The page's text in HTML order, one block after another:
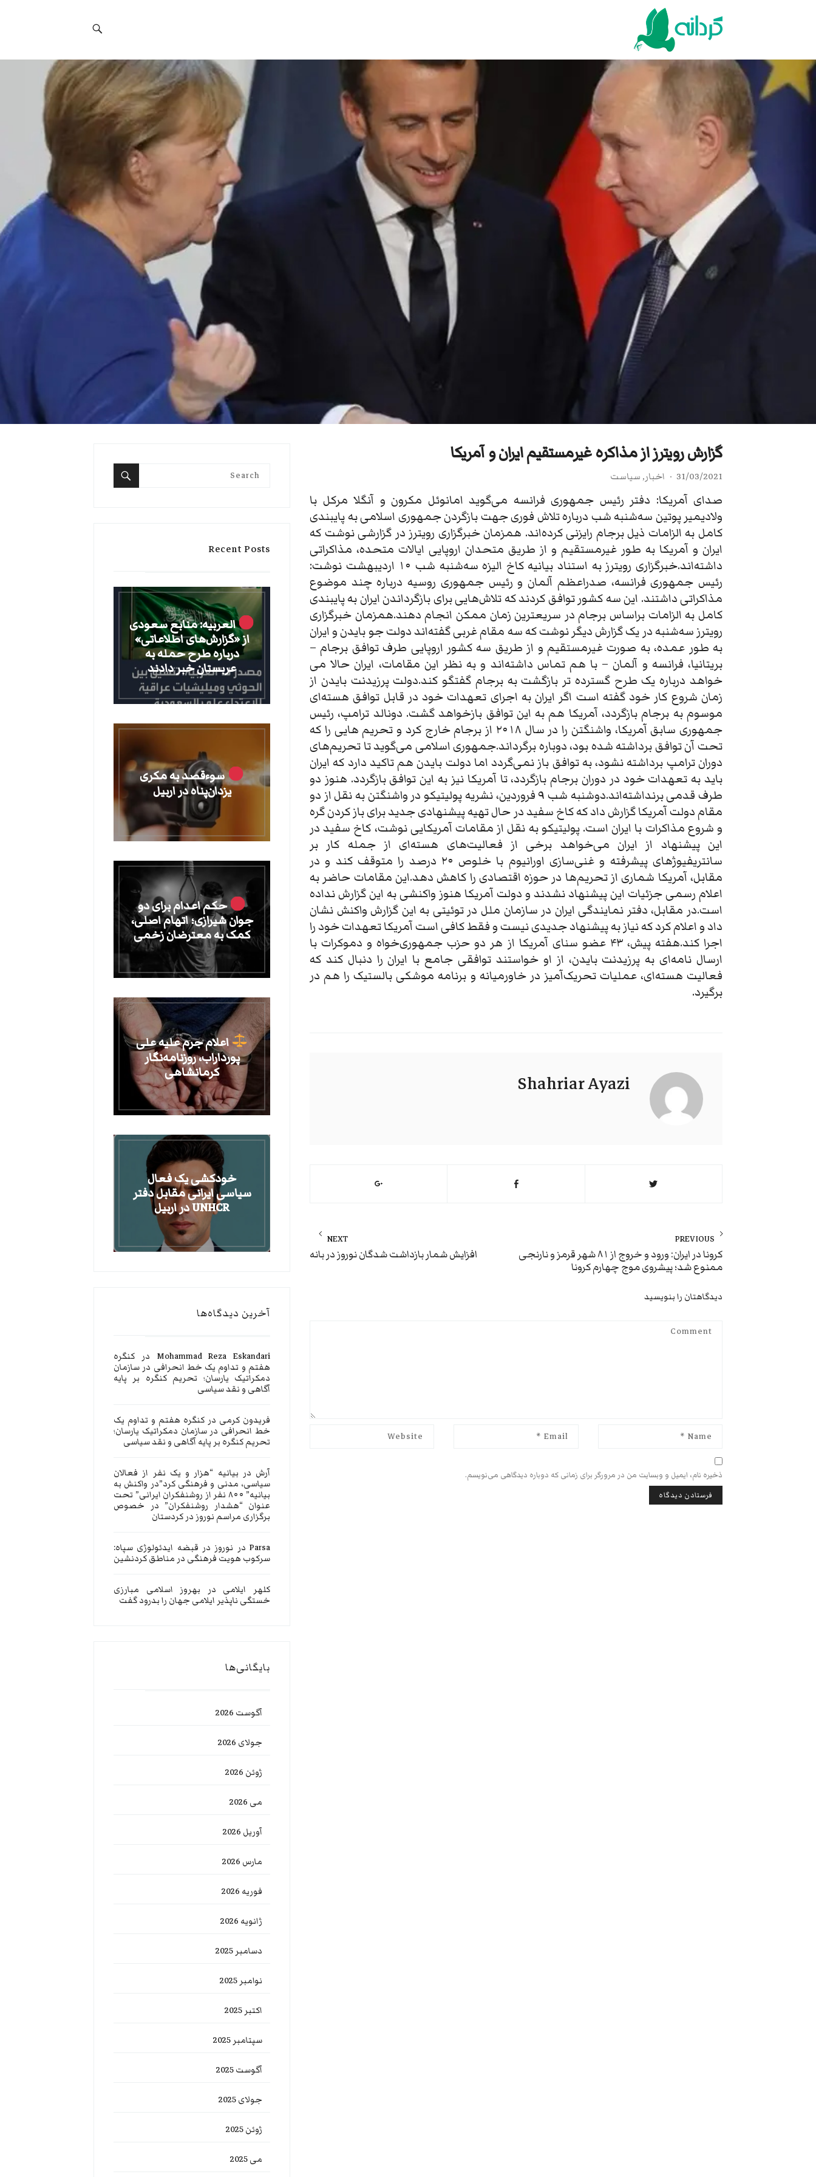
گزارش رویترز از مذاکره غیرمستقیم ایران و آمریکا
31/03/2021 اخبار, سیاست
صدای آمریکا: دفتر رئيس جمهوری فرانسه می‌گوید امانوئل مکرون و آنگلا مرکل با
ولادیمیر پوتین سه‌شنبه شب درباره تلاش فوری جهت بازگردن جمهوری اسلامی به پایبندی
کامل به الزامات ذیل برجام رایزنی کرده‌اند. همزمان خبرگزاری رویترز در گزارشی نوشت که
ایران و آمریکا به طور غیرمستقیم و از طریق متحدان اروپایی ایالات متحده،‌ مذاکراتی
داشته‌اند.خبرگزاری رویترز به استناد بیانیه کاخ الیزه سه‌شنبه شب ۱۰ اردیبهشت نوشت:
رئیس جمهوری فرانسه، صدراعظم آلمان و رئيس جمهوری روسیه درباره چند موضوع
مذاکراتی داشتند. این سه کشور توافق کردند که تلاش‌هایی‌ برای بازگرداندن ایران به پایبندی
کامل به الزامات براساس برجام در سریعترین زمان ممکن انجام دهند.همزمان خبرگزاری
رویترز سه‌شنبه در یک گزارش دیگر نوشت که سه مقام غربی گفته‌اند دولت جو بایدن و ایران
به طور عمده، به صورت غیرمستقیم و از طریق سه کشور اروپایی طرف توافق برجام –
بریتانیا، فرانسه و آلمان – با هم تماس داشته‌اند و به نظر این مقامات، ایران حالا می
خواهد درباره یک طرح گسترده تر بازگشت به برجام گفتگو کند.دولت پرزیدنت بایدن از
زمان شروع کار خود گفته است اگر ایران به اجرای تعهدات خود در قابل توافق هسته‌ای
موسوم به برجام بازگردد، آمریکا هم به این توافق بازخواهد گشت. دونالد ترامپ، رئیس
جمهوری سابق آمریکا، واشنگتن را در سال ۲۰۱۸ از برجام خارج کرد و تحریم هایی را که
تحت آن توافق برداشته شده بود، دوباره برگرداند.جمهوری اسلامی می‌گوید تا تحریم‌های
دوران ترامپ برداشته نشود، به توافق باز نمی‌گردد اما دولت بایدن هم تاکید دارد که ایران
باید به تعهدات خود در دوران برجام بازگردد، تا آمریکا نیز به این توافق بازگردد. هنوز دو
طرف قدمی برنداشته‌اند.دوشنبه شب ۹ فروردین، نشریه پولیتیکو در واشنگتن به نقل از دو
مقام دولت آمریکا گزارش داد که کاخ سفید در حال تهیه پیشنهادی جدید برای باز کردن گره
و شروع مذاکرات با ایران است. پولیتیکو به نقل از مقامات آمریکایی نوشت، کاخ سفید در
این پیشنهاد از ایران می‌خواهد برخی از فعالیت‌های هسته‌ای از جمله کار بر
سانتریفیوژهای پیشرفته و غنی‌سازی اورانیوم با خلوص ۲۰ درصد را متوقف کند و در
مقابل، آمریکا شماری از تحریم‌ها در حوزه اقتصادی را کاهش دهد.این مقامات حاضر به
اعلام رسمی جزئیات این پیشنهاد نشدند و دولت آمریکا هنوز واکنشی به این گزارش نداده
است.در مقابل،‌ دفتر نمایندگی ایران در سازمان ملل در توئیتی به این گزارش واکنش نشان
داد و اعلام کرد که نیاز به پیشنهاد جدیدی نیست و فقط کافی است آمریکا تعهدات خود را
اجرا کند.هفته پیش، ۴۳ عضو سنای آمریکا از هر دو حزب جمهوری‌خواه و دموکرات با
ارسال نامه‌ای به پرزیدنت بایدن، از او خواستند توافقی جامع با ایران را دنبال کند که
فعالیت هسته‌ای، عملیات تحریک‌آمیز در خاورمیانه و برنامه موشکی بالستیک را هم در
برگیرد.
Shahriar Ayazi
راهبری
نوشته
PREVIOUS
Previous
post:
کرونا در ایران: ورود و خروج از ۸۱ شهر قرمز و نارنجی
ممنوع شد؛ پیشروی موج چهارم کرونا
NEXT
افزایش شمار بازداشت شدگان نوروز در بانه
دیدگاهتان را بنویسید
ذخیره نام، ایمیل و وبسایت من در مرورگر برای زمانی که دوباره دیدگاهی می‌نویسم.
Search
Recent Posts
العربیه: منابع سعودی
از «گزارش‌های اطلاعاتی»
درباره طرح حمله به
عربستان خبر دادند
سوءقصد به مکری
یزدان‌پناه در اربیل
حکم اعدام برای دو
جوان شیرازی؛ اتهام اصلی،
کمک به معترضان زخمی
اعلام جرم علیه علی
پورداراب، روزنامه‌نگار
کرمانشاهی
خودکشی یک فعال
سیاسی ایرانی مقابل دفتر
UNHCR در اربیل
آخرین دیدگاه‌ها
Mohammad Reza Eskandari در کنگره
هفتم و تداوم یک خط انحرافی در سازمان
دمکراتیک یارسان؛ تحریم کنگره بر پایه
آگاهی و نقد سیاسی
فریدون کرمی در کنگره هفتم و تداوم یک
خط انحرافی در سازمان دمکراتیک یارسان؛
تحریم کنگره بر پایه آگاهی و نقد سیاسی
آرش در بیانیه “هزار و یک نفر از فعالان
سیاسی، مدنی و فرهنگی کرد”در واکنش به
بیانیه” ۸۰۰ نفر از روشنفکران ایرانی” تحت
عنوان “هشدار روشنفکران” در خصوص
برگزاری مراسم نوروز در کردستان
Parsaدر نوروز در قبضه ایدئولوژی سپاه:
سرکوب هویت فرهنگی در مناطق کردنشین
کلهر ایلامی در بهروز اسلامی مبارزی
خستگی ناپذیر ایلامی جهان را بدرود گفت
بایگانی‌ها
آگوست 2026
جولای 2026
ژوئن 2026
می 2026
آوریل 2026
مارس 2026
فوریه 2026
ژانویه 2026
دسامبر 2025
نوامبر 2025
اکتبر 2025
سپتامبر 2025
آگوست 2025
جولای 2025
ژوئن 2025
می 2025